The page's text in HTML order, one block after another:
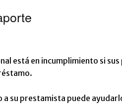
está en incumplimiento si
su prestamista puede